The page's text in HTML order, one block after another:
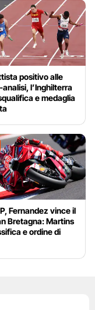
positivo alle
l’Inghilterra
e medaglia
Fernandez vince il
Bretagna: Martins
e ordine di